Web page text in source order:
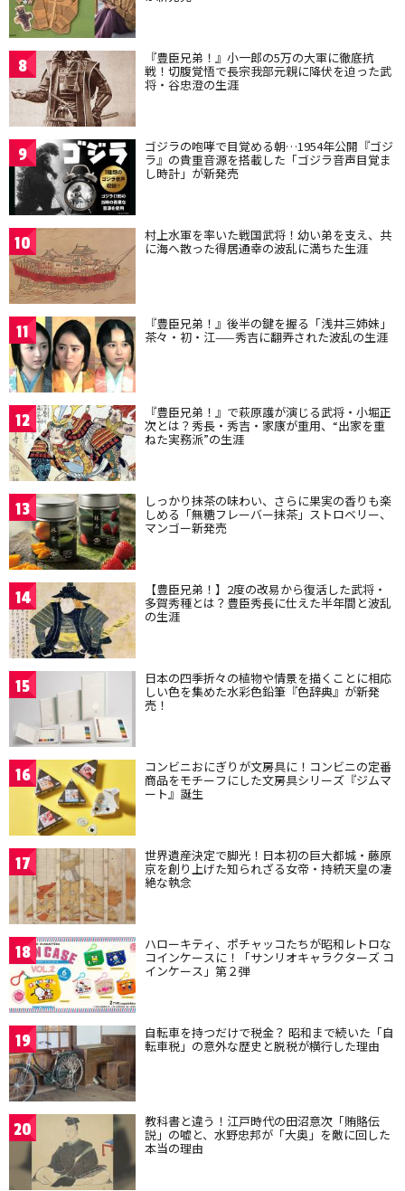
8 『豊臣兄弟！』小一郎の5万の大軍に徹底抗
戦！切腹覚悟で長宗我部元親に降伏を迫った武
将・谷忠澄の生涯
9 ゴジラの咆哮で目覚める朝…1954年公開『ゴジ
ラ』の貴重音源を搭載した「ゴジラ音声目覚ま
し時計」が新発売
10 村上水軍を率いた戦国武将！幼い弟を支え、共
に海へ散った得居通幸の波乱に満ちた生涯
11 『豊臣兄弟！』後半の鍵を握る「浅井三姉妹」
茶々・初・江——秀吉に翻弄された波乱の生涯
12 『豊臣兄弟！』で萩原護が演じる武将・小堀正
次とは？秀長・秀吉・家康が重用、“出家を重
ねた実務派”の生涯
13 しっかり抹茶の味わい、さらに果実の香りも楽
しめる「無糖フレーバー抹茶」ストロベリー、
マンゴー新発売
14 【豊臣兄弟！】2度の改易から復活した武将・
多賀秀種とは？豊臣秀長に仕えた半年間と波乱
の生涯
15 日本の四季折々の植物や情景を描くことに相応
しい色を集めた水彩色鉛筆『色辞典』が新発
売！
16 コンビニおにぎりが文房具に！コンビニの定番
商品をモチーフにした文房具シリーズ『ジムマ
ート』誕生
17 世界遺産決定で脚光！日本初の巨大都城・藤原
京を創り上げた知られざる女帝・持統天皇の凄
絶な執念
18 ハローキティ、ポチャッコたちが昭和レトロな
コインケースに！「サンリオキャラクターズ コ
インケース」第２弾
19 自転車を持つだけで税金？ 昭和まで続いた「自
転車税」の意外な歴史と脱税が横行した理由
20 教科書と違う！江戸時代の田沼意次「賄賂伝
説」の嘘と、水野忠邦が「大奥」を敵に回した
本当の理由